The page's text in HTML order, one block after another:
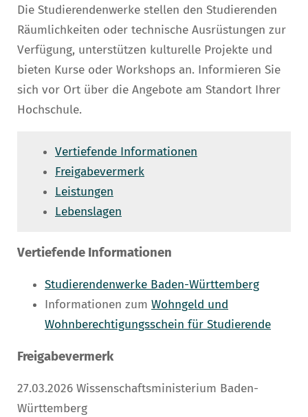
Die Studierendenwerke stellen den Studierenden
Räumlichkeiten oder technische Ausrüstungen zur
Verfügung, unterstützen kulturelle Projekte und
bieten Kurse oder Workshops an. Informieren Sie
sich vor Ort über die Angebote am Standort Ihrer
Hochschule.
Vertiefende Informationen
Freigabevermerk
Leistungen
Lebenslagen
Vertiefende Informationen
Studierendenwerke Baden-Württemberg
Informationen zum Wohngeld und
Wohnberechtigungsschein für Studierende
Freigabevermerk
27.03.2026 Wissenschaftsministerium Baden-
Württemberg